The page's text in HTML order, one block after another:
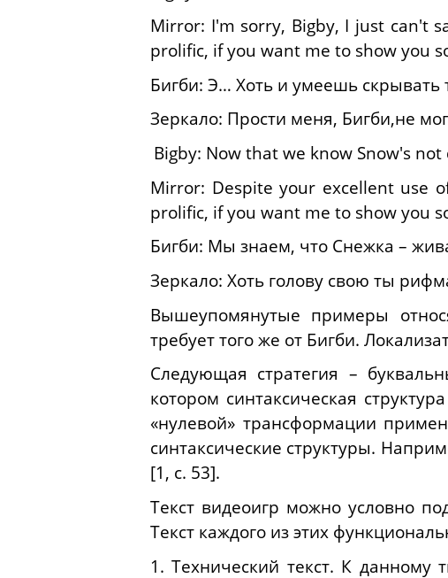
Mirror: I'm sorry, Bigby, I just can't
prolific, if you want me to show you
Бигби: Э… Хоть и умеешь скрывать
Зеркало: Прости меня, Бигби,не
Bigby: Now that we know Snow's
Mirror: Despite your excellent use
prolific, if you want me to show you
Бигби: Мы знаем, что Снежка –
Зеркало: Хоть голову свою ты
Вышеупомянутые примеры
требует того же от Бигби.
Следующая стратегия –
котором синтаксическая
«нулевой» трансформации
синтаксические структуры.
[1, с. 53].
Текст видеоигр можно условно
Текст каждого из этих
1. Технический текст. К данному